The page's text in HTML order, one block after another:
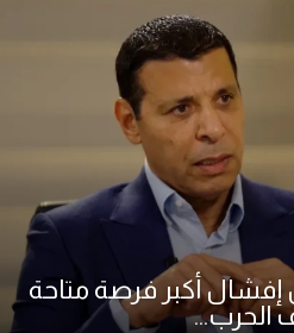
إفشال أكبر فرصة متاحة
الحرب...